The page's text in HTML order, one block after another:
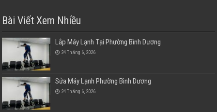
Bài Viết Xem Nhiều
Lắp Máy Lạnh Tại Phường Bình Dương
24 Tháng 6, 2026
Sửa Máy Lạnh Phường Bình Dương
24 Tháng 6, 2026